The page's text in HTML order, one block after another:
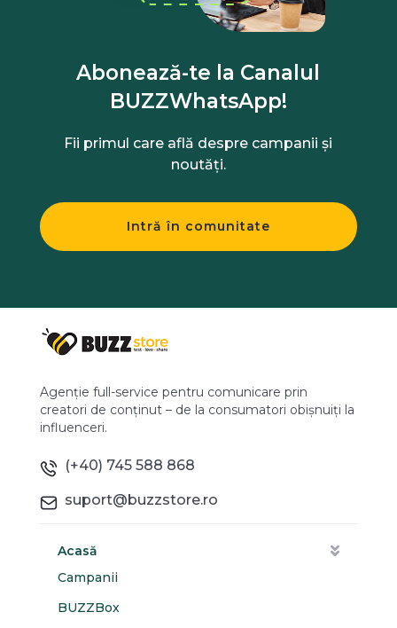
Abonează-te la Canalul
BUZZWhatsApp!
Fii primul care află despre campanii și
noutăți.
Intră în comunitate
Agenție full-service pentru comunicare prin
creatori de conținut – de la consumatori obișnuiți la
influenceri.
(+40) 745 588 868
suport@buzzstore.ro
Acasă
Campanii
BUZZBox